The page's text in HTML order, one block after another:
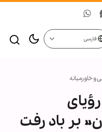
فارسی
و خاورمیانه
بر باد رفت